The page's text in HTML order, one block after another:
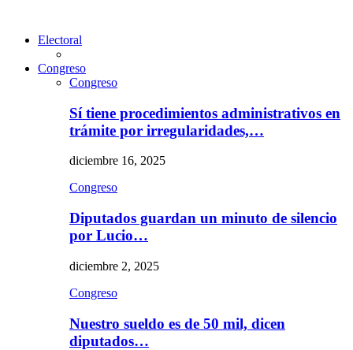
Electoral
Congreso
Congreso
Sí tiene procedimientos administrativos en
trámite por irregularidades,…
diciembre 16, 2025
Congreso
Diputados guardan un minuto de silencio
por Lucio…
diciembre 2, 2025
Congreso
Nuestro sueldo es de 50 mil, dicen
diputados…